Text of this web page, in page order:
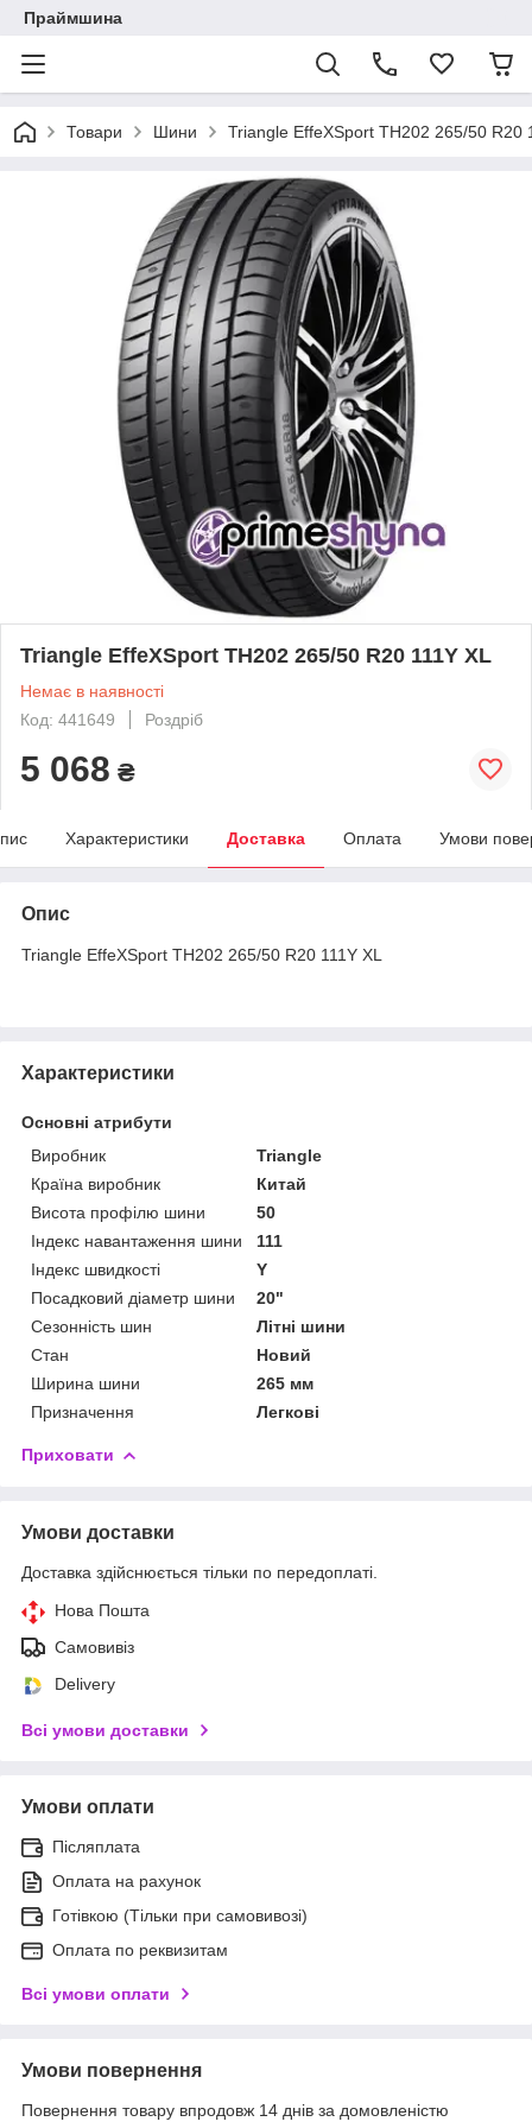
Праймшина
Товари Шини Triangle EffeXSport TH202 265/50 R20
Triangle EffeXSport TH202 265/50 R20 111Y XL
Немає в наявності
Код: 441649
Роздріб
5 068 ₴
Характеристики Доставка Оплата Умови
Опис
Triangle EffeXSport TH202 265/50 R20 111Y XL
Характеристики
Основні атрибути
Виробник
Triangle
Країна виробник
Китай
Висота профілю шини
50
Індекс навантаження шини
111
Індекс швидкості
Y
Посадковий діаметр шини
20"
Сезонність шин
Літні шини
Стан
Новий
Ширина шини
265 мм
Призначення
Легкові
Приховати
Умови доставки
Доставка здійснюється тільки по передоплаті.
Нова Пошта
Самовивіз
Delivery
Всі умови доставки
Умови оплати
Післяплата
Оплата на рахунок
Готівкою (Тільки при самовивозі)
Оплата по реквизитам
Всі умови оплати
Умови повернення
Повернення товару впродовж 14 днів за домовленістю